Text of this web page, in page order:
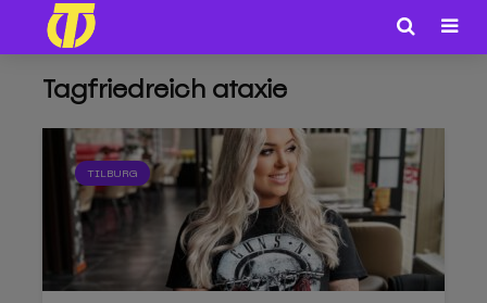
Tagfriedreich ataxie
TILBURG